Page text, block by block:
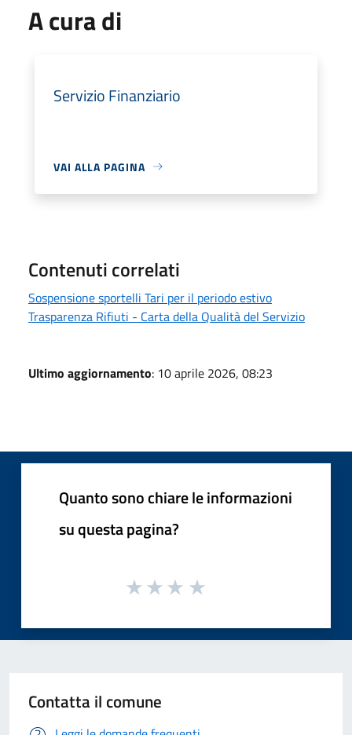
A cura di
Servizio Finanziario
VAI ALLA PAGINA
Contenuti correlati
Sospensione sportelli Tari per il periodo estivo
Trasparenza Rifiuti - Carta della Qualità del Servizio
Ultimo aggiornamento: 10 aprile 2026, 08:23
Quanto sono chiare le informazioni
su questa pagina?
Contatta il comune